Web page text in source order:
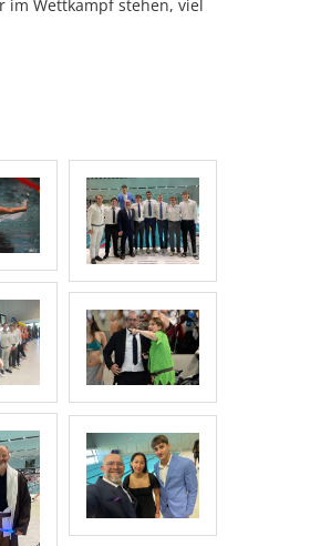
Wettkampf stehen, viel